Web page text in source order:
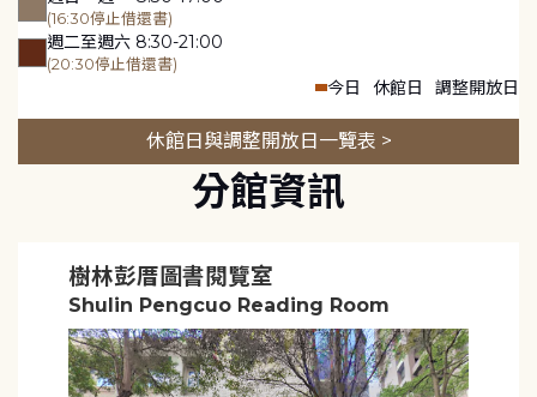
(16:30停止借還書)
週二至週六 8:30-21:00
(20:30停止借還書)
今日 休館日 調整開放日
休館日與調整開放日一覽表 >
分館資訊
樹林彭厝圖書閱覽室
Shulin Pengcuo Reading Room